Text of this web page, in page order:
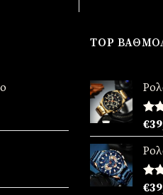
TOP
με
από
€
€